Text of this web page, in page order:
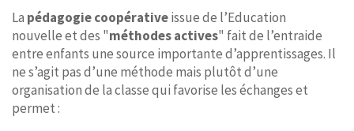
La pédagogie coopérativeissue de l’Education
nouvelle et des "méthodes actives" fait de l’entraide
entre enfants une source importante d’apprentissages. Il
ne s’agit pas d’une méthode mais plutôt d’une
organisation de la classe qui favorise les échanges et
permet :